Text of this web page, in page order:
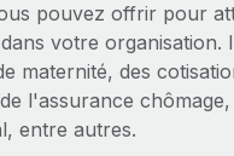
pouvez offrir pour
votre organisation.
maternité, des
l'assurance
entre autres.